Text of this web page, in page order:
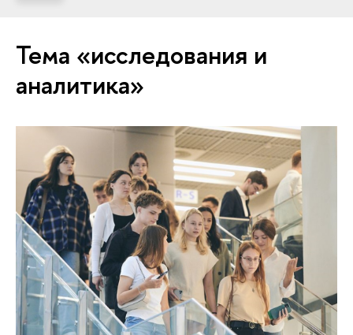
Тема «исследования и
аналитика»